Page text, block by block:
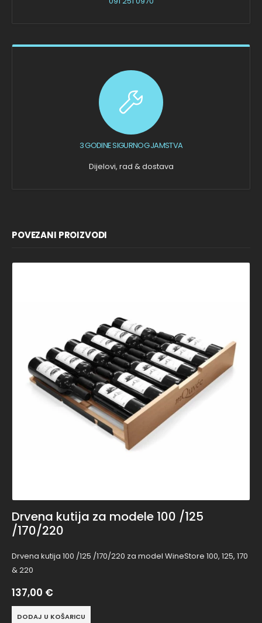
3 GODINE SIGURNOG JAMSTVA
Dijelovi, rad & dostava
POVEZANI PROIZVODI
Drvena kutija za modele 100 /125
/170/220
Drvena kutija 100 /125 /170/220 za model WineStore 100, 125, 170
& 220
137,00 €
DODAJ U KOŠARICU